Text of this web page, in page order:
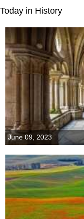
Today in History
June 09, 2023